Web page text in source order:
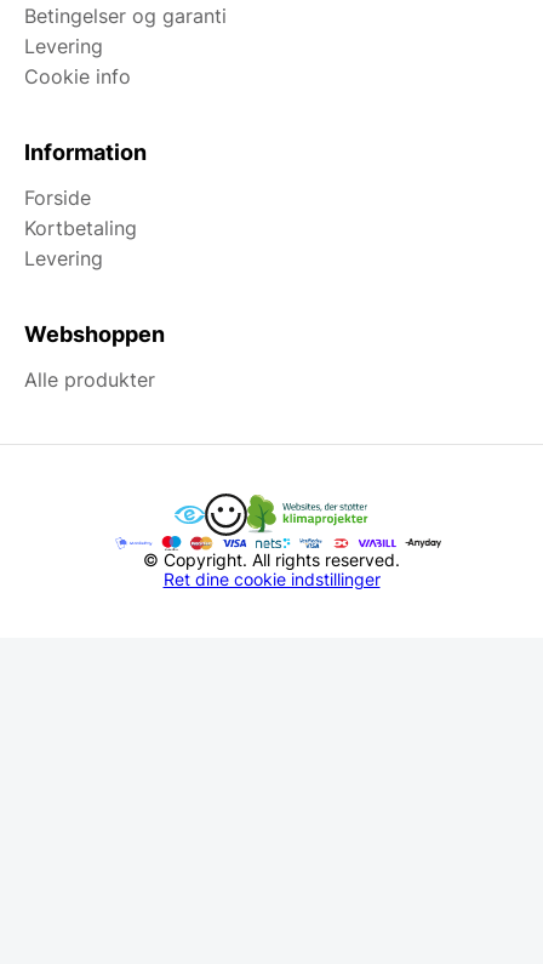
Betingelser og garanti
Levering
Cookie info
Information
Forside
Kortbetaling
Levering
Webshoppen
Alle produkter
© Copyright. All rights reserved.
Ret dine cookie indstillinger